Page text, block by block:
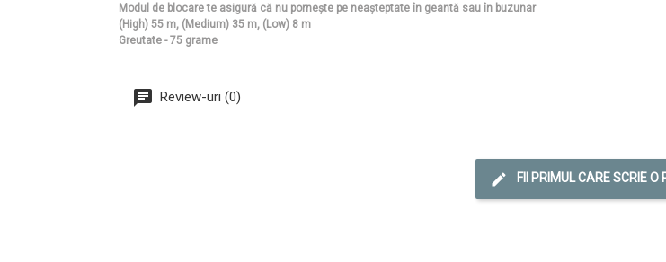
Modul de blocare te asigură că nu pornește pe neașteptate în geantă sau în buzunar
(High) 55 m, (Medium) 35 m, (Low) 8 m
Greutate - 75 grame
Review-uri (0)
FII PRIMUL CARE SCRIE O